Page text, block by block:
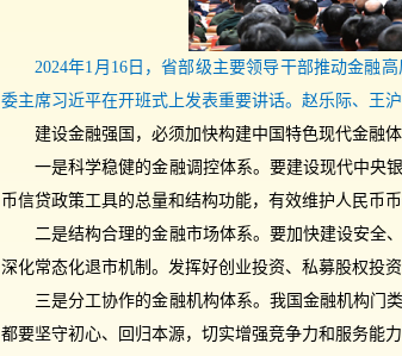
2024年1月16日，省部级主要领导干部推动金融
委主席习近平在开班式上发表重要讲话。赵乐际、王
建设金融强国，必须加快构建中国特色现代金融体
一是科学稳健的金融调控体系。要建设现代中央
币信贷政策工具的总量和结构功能，有效维护人民币
二是结构合理的金融市场体系。要加快建设安全
深化常态化退市机制。发挥好创业投资、私募股权投
三是分工协作的金融机构体系。我国金融机构门
都要坚守初心、回归本源，切实增强竞争力和服务能